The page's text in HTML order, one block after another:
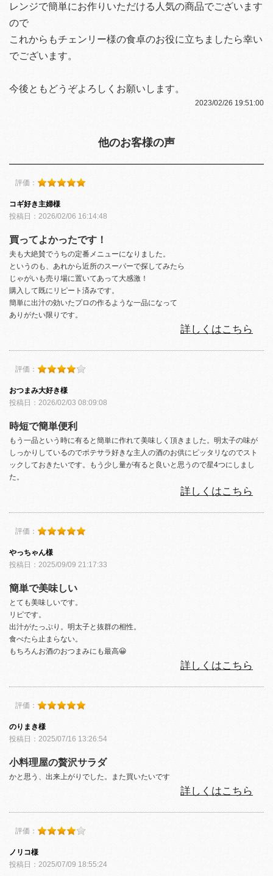
レンジで簡単にお作りいただける人気の商品でございます
ので
これからもチェンリー様の食卓のお役に立ちましたら幸い
でございます。
今後ともどうぞよろしくお願いします。
2023/02/26 19:51:00
他のお客様の声
評価：
コギ好き主婦様
投稿日：2026/02/06 16:14:48
買ってよかったです！
夫も大絶賛でうちの定番メニューになりました。
というのも、あれから近所のスーパーで探してみたら
じゃがいも売り場に置いてあって大感激！
購入して既にリピート済みです。
簡単に出汁の効いたプロの作るような一品になって
ありがたい限りです。
詳しくはこちら
評価：
おつまみ大好き様
投稿日：2026/02/03 08:09:08
時短で簡単便利
もう一品という時に有ると簡単に作れて美味しく頂きました。明太子の味が
しっかりしているのでポテサラ好きな主人の酒のお供にピッタリなのでスト
ックしておきたいです。もう少し量が有ると良いと思うので星4つにしまし
た。
詳しくはこちら
評価：
やっちゃん様
投稿日：2025/09/09 21:17:33
簡単で美味しい
とても美味しいです。
リピです。
出汁がたっぷり。明太子と抜群の相性。
食べたら止まらない。
もちろんお酒のおつまみにも最高😀
詳しくはこちら
評価：
のりまき様
投稿日：2025/07/16 13:26:54
小料理屋の贅沢サラダ
かと思う、出来上がりでした。また買いたいです
詳しくはこちら
評価：
ノリコ様
投稿日：2025/07/09 18:55:24